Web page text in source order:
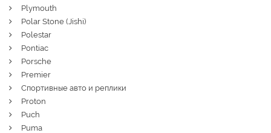
Plymouth
Polar Stone (Jishi)
Polestar
Pontiac
Porsche
Premier
Спортивные авто и реплики
Proton
Puch
Puma